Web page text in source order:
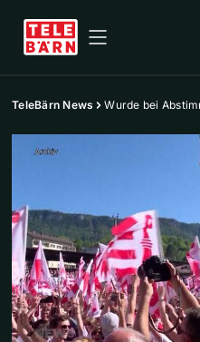
TeleBärn News Wurde bei